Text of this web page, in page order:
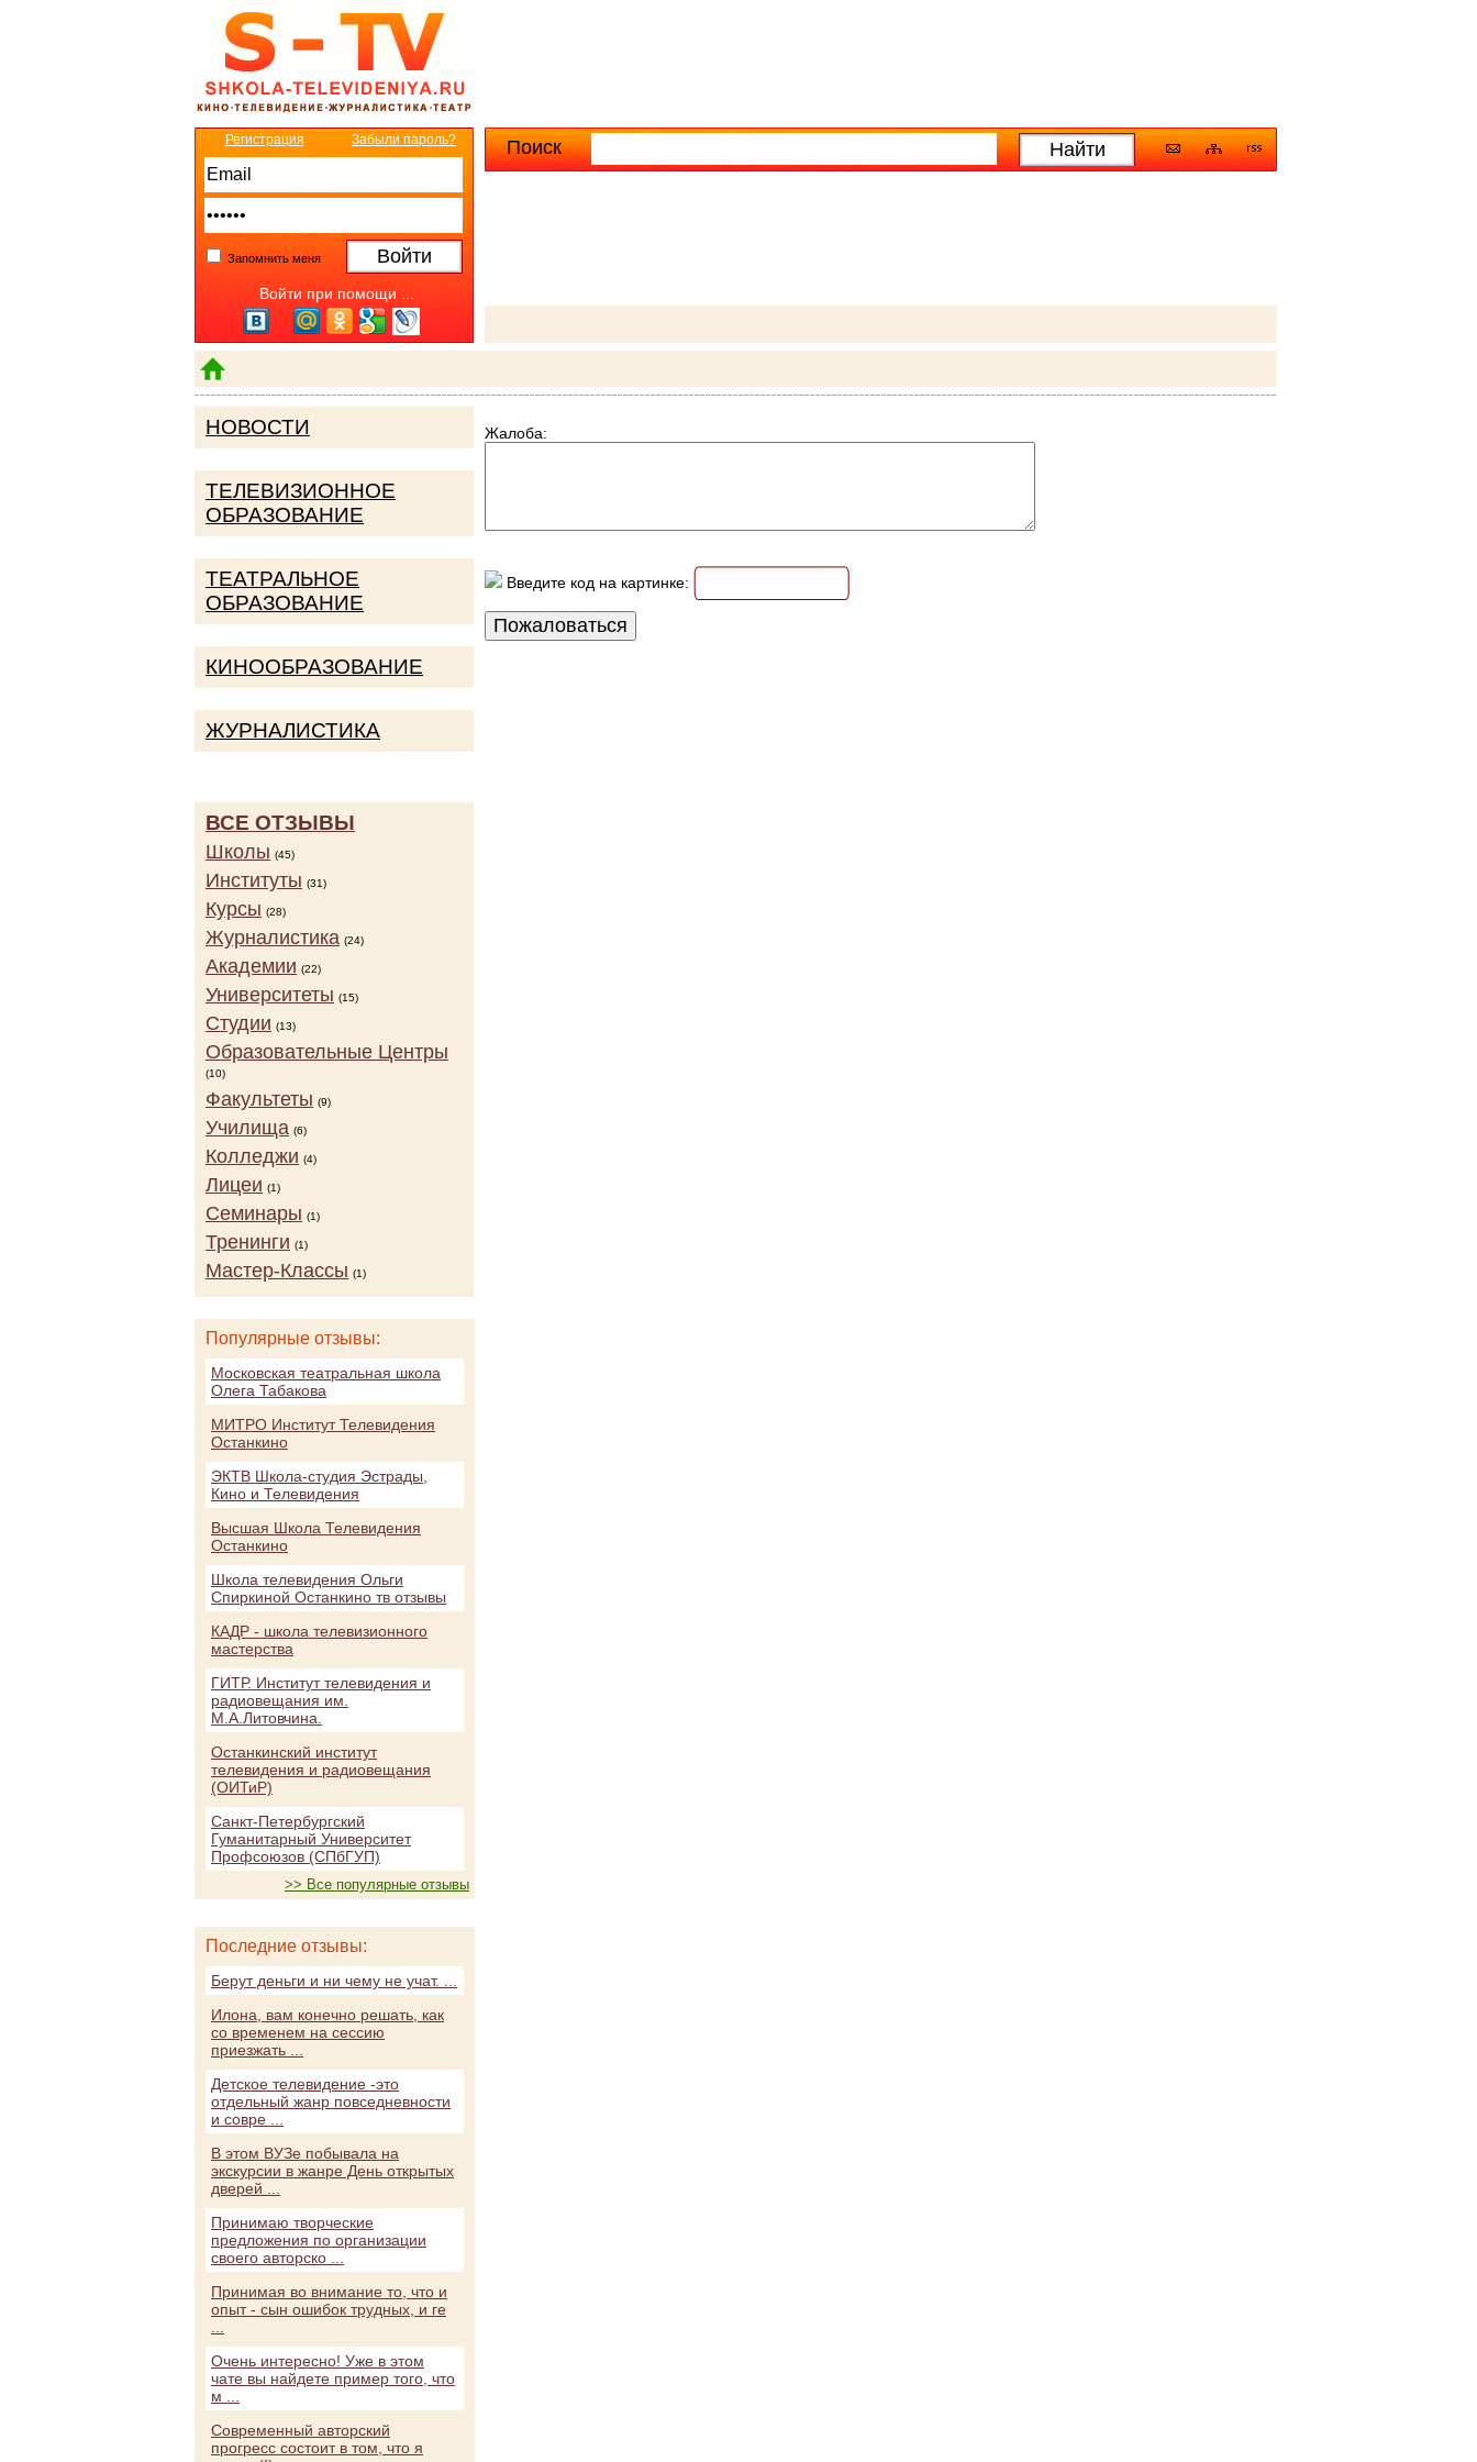
Поиск
Расширенный поиск
Регистрация Забыли пароль?
Запомнить меня
Войти при помощи ...
Жалоба:
Введите код на картинке:
НОВОСТИ
ТЕЛЕВИЗИОННОЕ
ОБРАЗОВАНИЕ
ТЕАТРАЛЬНОЕ
ОБРАЗОВАНИЕ
КИНООБРАЗОВАНИЕ
ЖУРНАЛИСТИКА
ВСЕ ОТЗЫВЫ
Школы (45)
Институты (31)
Курсы (28)
Журналистика (24)
Академии (22)
Университеты (15)
Студии (13)
Образовательные Центры
(10)
Факультеты (9)
Училища (6)
Колледжи (4)
Лицеи (1)
Семинары (1)
Тренинги (1)
Мастер-Классы (1)
Популярные отзывы:
Московская театральная школа
Олега Табакова
МИТРО Институт Телевидения
Останкино
ЭКТВ Школа-студия Эстрады,
Кино и Телевидения
Высшая Школа Телевидения
Останкино
Школа телевидения Ольги
Спиркиной Останкино тв отзывы
КАДР - школа телевизионного
мастерства
ГИТР. Институт телевидения и
радиовещания им.
М.А.Литовчина.
Останкинский институт
телевидения и радиовещания
(ОИТиР)
Санкт-Петербургский
Гуманитарный Университет
Профсоюзов (СПбГУП)
>> Все популярные отзывы
Последние отзывы:
Берут деньги и ни чему не учат. ...
Илона, вам конечно решать, как
со временем на сессию
приезжать ...
Детское телевидение -это
отдельный жанр повседневности
и совре ...
В этом ВУЗе побывала на
экскурсии в жанре День открытых
дверей ...
Принимаю творческие
предложения по организации
своего авторско ...
Принимая во внимание то, что и
опыт - сын ошибок трудных, и ге
Очень интересно! Уже в этом
чате вы найдете пример того, что
м ...
Современный авторский
прогресс состоит в том, что я